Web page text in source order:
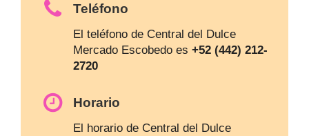
Teléfono
El teléfono de Central del Dulce
Mercado Escobedo es +52 (442) 212-
2720
Horario
El horario de Central del Dulce